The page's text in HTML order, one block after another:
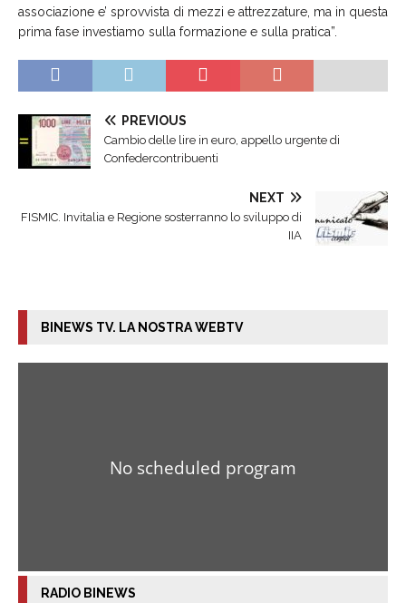
associazione e’ sprovvista di mezzi e attrezzature, ma in questa
prima fase investiamo sulla formazione e sulla pratica”.
PREVIOUS
Cambio delle lire in euro, appello urgente di
Confedercontribuenti
NEXT
FISMIC. Invitalia e Regione sosterranno lo sviluppo di
IIA
BINEWS TV. LA NOSTRA WEBTV
RADIO BINEWS